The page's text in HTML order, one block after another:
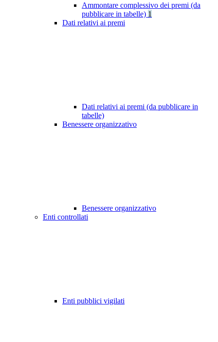
Ammontare complessivo dei premi (da
pubblicare in tabelle) 1
Dati relativi ai premi
Dati relativi ai premi (da pubblicare in
tabelle)
Benessere organizzativo
Benessere organizzativo
Enti controllati
Enti pubblici vigilati